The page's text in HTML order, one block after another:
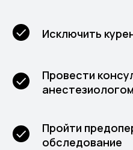
Исключить
Провести
Пройти
обследование